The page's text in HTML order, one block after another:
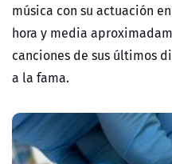
música con su actuación
hora y media
canciones de sus últimos
a la fama.